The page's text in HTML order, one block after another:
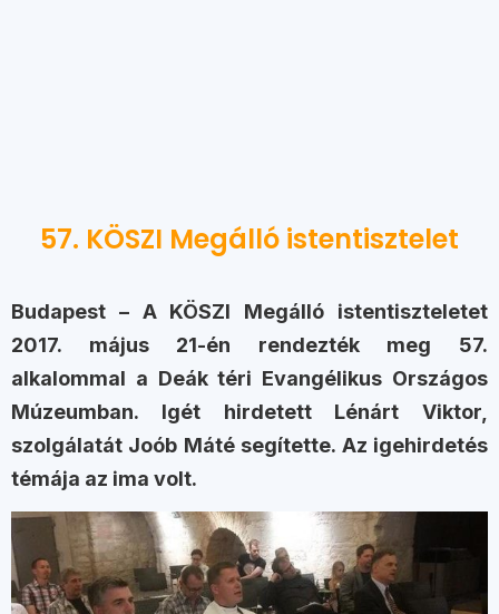
57. KÖSZI Megálló istentisztelet
Budapest – A KÖSZI Megálló istentiszteletet
2017. május 21-én rendezték meg 57.
alkalommal a Deák téri Evangélikus Országos
Múzeumban. Igét hirdetett Lénárt Viktor,
szolgálatát Joób Máté segítette. Az igehirdetés
témája az ima volt.